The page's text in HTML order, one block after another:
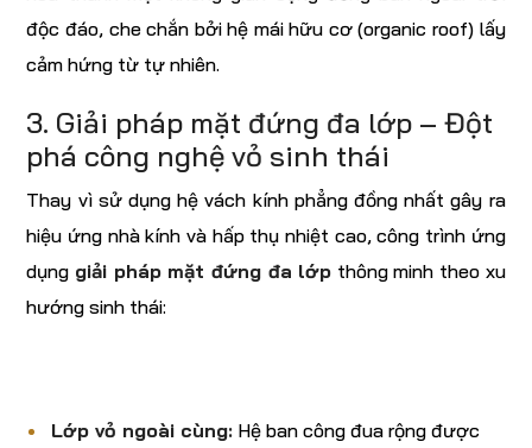
độc đáo, che chắn bởi hệ mái hữu cơ (organic roof) lấy
cảm hứng từ tự nhiên.
3. Giải pháp mặt đứng đa lớp – Đột
phá công nghệ vỏ sinh thái
Thay vì sử dụng hệ vách kính phẳng đồng nhất gây ra
hiệu ứng nhà kính và hấp thụ nhiệt cao, công trình ứng
dụng giải pháp mặt đứng đa lớp thông minh theo xu
hướng sinh thái:
Lớp vỏ ngoài cùng: Hệ ban công đua rộng được